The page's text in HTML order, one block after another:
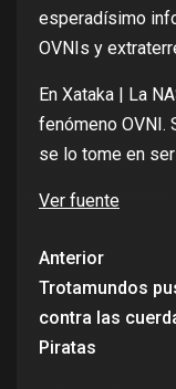
esperadísimo
OVNIs y
En Xataka | La
fenómeno OVNI.
se lo tome en
Ver fuente
Anterior
Trotamundos
contra las
Piratas